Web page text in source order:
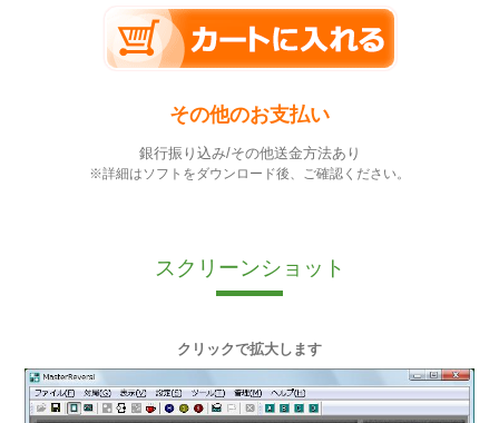
その他のお支払い
銀行振り込み/その他送金方法あり
※詳細はソフトをダウンロード後、ご確認ください。
スクリーンショット
クリックで拡大します